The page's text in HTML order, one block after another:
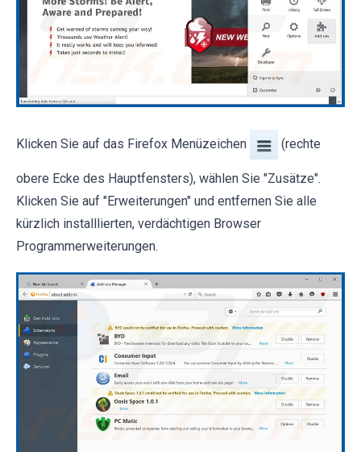
Klicken Sie auf das Firefox Menüzeichen (rechte
obere Ecke des Hauptfensters), wählen Sie "Zusätze".
Klicken Sie auf "Erweiterungen" und entfernen Sie alle
kürzlich installlierten, verdächtigen Browser
Programmerweiterungen.